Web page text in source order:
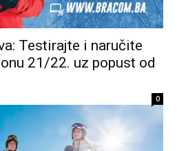
Testirajte i naručite
21/22. uz popust od
0